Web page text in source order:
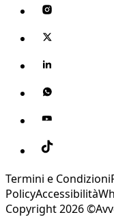
Termini e Condizioni
PolicyAccessibilità
Copyright 2026